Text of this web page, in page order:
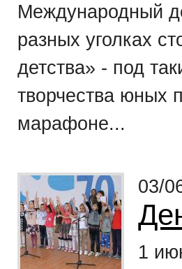
Международный
разных уголках
детства» - под
творчества юных
марафоне...
03/
1